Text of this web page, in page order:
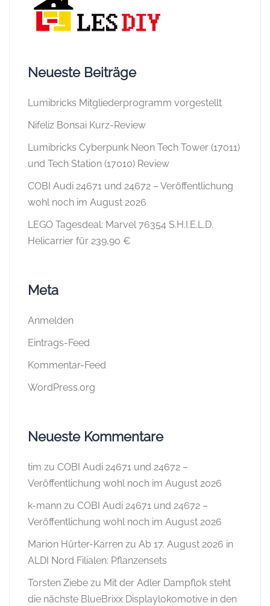
Neueste Beiträge
Lumibricks Mitgliederprogramm vorgestellt
Nifeliz Bonsai Kurz-Review
Lumibricks Cyberpunk Neon Tech Tower (17011)
und Tech Station (17010) Review
COBI Audi 24671 und 24672 – Veröffentlichung
wohl noch im August 2026
LEGO Tagesdeal: Marvel 76354 S.H.I.E.L.D.
Helicarrier für 239,90 €
Meta
Anmelden
Eintrags-Feed
Kommentar-Feed
WordPress.org
Neueste Kommentare
tim zu COBI Audi 24671 und 24672 –
Veröffentlichung wohl noch im August 2026
k-mann zu COBI Audi 24671 und 24672 –
Veröffentlichung wohl noch im August 2026
Marion Hürter-Karren zu Ab 17. August 2026 in
ALDI Nord Filialen: Pflanzensets
Torsten Ziebe zu Mit der Adler Dampflok steht
die nächste BlueBrixx Displaylokomotive in den